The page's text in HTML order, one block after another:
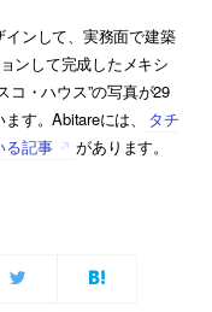
ンして、実務面で建築
ンして完成したメキシ
コ・ハウス”の写真が29
す。Abitareには、
タチ
る記事
があります。